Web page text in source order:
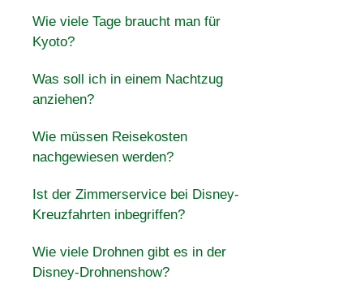
Wie viele Tage braucht man für
Kyoto?
Was soll ich in einem Nachtzug
anziehen?
Wie müssen Reisekosten
nachgewiesen werden?
Ist der Zimmerservice bei Disney-
Kreuzfahrten inbegriffen?
Wie viele Drohnen gibt es in der
Disney-Drohnenshow?